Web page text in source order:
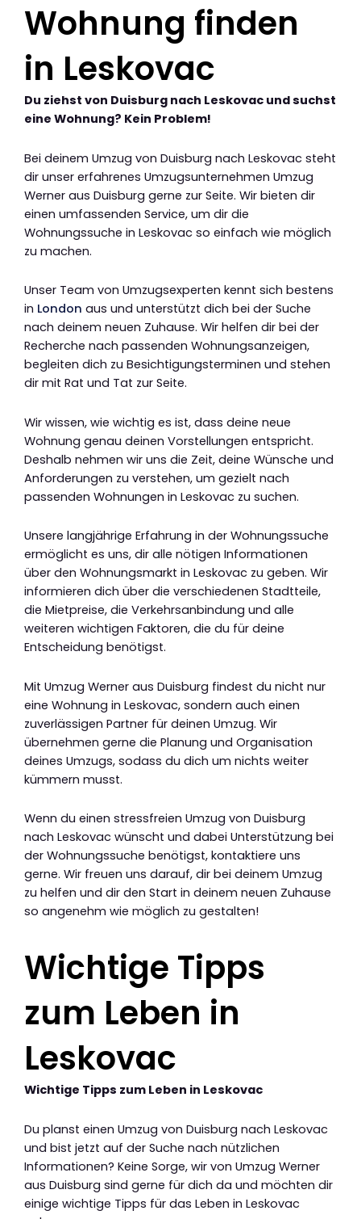
Wohnung finden
in Leskovac
Du ziehst von Duisburg nach Leskovac und suchst
eine Wohnung? Kein Problem!
Bei deinem Umzug von Duisburg nach Leskovac steht
dir unser erfahrenes Umzugsunternehmen Umzug
Werner aus Duisburg gerne zur Seite. Wir bieten dir
einen umfassenden Service, um dir die
Wohnungssuche in Leskovac so einfach wie möglich
zu machen.
Unser Team von Umzugsexperten kennt sich bestens
in London aus und unterstützt dich bei der Suche
nach deinem neuen Zuhause. Wir helfen dir bei der
Recherche nach passenden Wohnungsanzeigen,
begleiten dich zu Besichtigungsterminen und stehen
dir mit Rat und Tat zur Seite.
Wir wissen, wie wichtig es ist, dass deine neue
Wohnung genau deinen Vorstellungen entspricht.
Deshalb nehmen wir uns die Zeit, deine Wünsche und
Anforderungen zu verstehen, um gezielt nach
passenden Wohnungen in Leskovac zu suchen.
Unsere langjährige Erfahrung in der Wohnungssuche
ermöglicht es uns, dir alle nötigen Informationen
über den Wohnungsmarkt in Leskovac zu geben. Wir
informieren dich über die verschiedenen Stadtteile,
die Mietpreise, die Verkehrsanbindung und alle
weiteren wichtigen Faktoren, die du für deine
Entscheidung benötigst.
Mit Umzug Werner aus Duisburg findest du nicht nur
eine Wohnung in Leskovac, sondern auch einen
zuverlässigen Partner für deinen Umzug. Wir
übernehmen gerne die Planung und Organisation
deines Umzugs, sodass du dich um nichts weiter
kümmern musst.
Wenn du einen stressfreien Umzug von Duisburg
nach Leskovac wünscht und dabei Unterstützung bei
der Wohnungssuche benötigst, kontaktiere uns
gerne. Wir freuen uns darauf, dir bei deinem Umzug
zu helfen und dir den Start in deinem neuen Zuhause
so angenehm wie möglich zu gestalten!
Wichtige Tipps
zum Leben in
Leskovac
Wichtige Tipps zum Leben in Leskovac
Du planst einen Umzug von Duisburg nach Leskovac
und bist jetzt auf der Suche nach nützlichen
Informationen? Keine Sorge, wir von Umzug Werner
aus Duisburg sind gerne für dich da und möchten dir
einige wichtige Tipps für das Leben in Leskovac